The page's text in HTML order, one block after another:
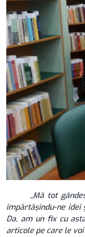
,,Mă tot gândesc
împărtășindu-ne idei
Da, am un fix cu
articole pe care le